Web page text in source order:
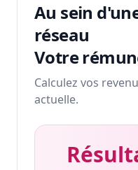
Au sein
réseau
Votre
Calculez vos
actuelle.